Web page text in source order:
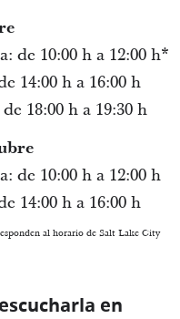
de 10:00 h a 12:00 h*
14:00 h a 16:00 h
18:00 h a 19:30 h
de 10:00 h a 12:00 h
14:00 h a 16:00 h
al horario de Salt Lake City
en